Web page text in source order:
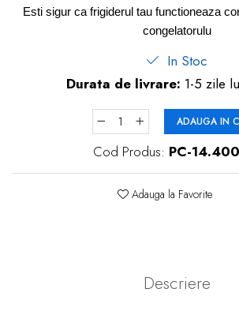
dopuri de urechi
Esti sigur ca frigiderul tau functioneaza
congelatorulu
In Stoc
Durata de livrare: 1-5 zile
ADAUGA IN
Cod Produs: PC-
Adauga la Favorite
Descriere